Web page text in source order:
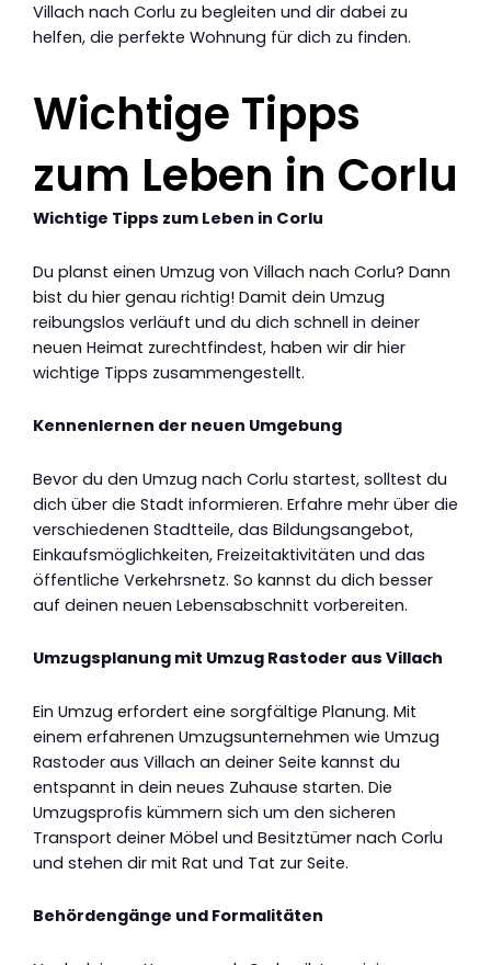
Villach nach Corlu zu begleiten und dir dabei zu
helfen, die perfekte Wohnung für dich zu finden.
Wichtige Tipps
zum Leben in Corlu
Wichtige Tipps zum Leben in Corlu
Du planst einen Umzug von Villach nach Corlu? Dann
bist du hier genau richtig! Damit dein Umzug
reibungslos verläuft und du dich schnell in deiner
neuen Heimat zurechtfindest, haben wir dir hier
wichtige Tipps zusammengestellt.
Kennenlernen der neuen Umgebung
Bevor du den Umzug nach Corlu startest, solltest du
dich über die Stadt informieren. Erfahre mehr über die
verschiedenen Stadtteile, das Bildungsangebot,
Einkaufsmöglichkeiten, Freizeitaktivitäten und das
öffentliche Verkehrsnetz. So kannst du dich besser
auf deinen neuen Lebensabschnitt vorbereiten.
Umzugsplanung mit Umzug Rastoder aus Villach
Ein Umzug erfordert eine sorgfältige Planung. Mit
einem erfahrenen Umzugsunternehmen wie Umzug
Rastoder aus Villach an deiner Seite kannst du
entspannt in dein neues Zuhause starten. Die
Umzugsprofis kümmern sich um den sicheren
Transport deiner Möbel und Besitztümer nach Corlu
und stehen dir mit Rat und Tat zur Seite.
Behördengänge und Formalitäten